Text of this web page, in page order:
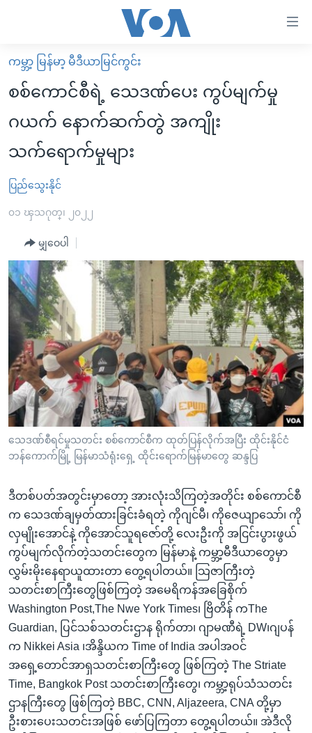
လွယ်ကူ
စေ
များ
ပင်မ
ကျော်
ကြည့်
ရန်
ပင်မ
ညွန်း
စာမျက်နှာ
သို့
ကျော်
ကြည့်
ရန်
ရှာဖွေ
သို့
ကျော်
ရန်
မူလစာမျက်နှာ
မြန်မာ
ကမ္ဘာ့သတင်းများ
နိုင်ငံတကာ
အစ္စရေး-ပါလက်စတိုင်း
ဗွီဒီယို
အင်္ဂလိပ်စာလေ့လာမယ်
အမေရိကန်သုံးအီဒီယံ
မကြေးမုံရဲ့ အင်္ဂလိပ်စာ
ရုပ်ရှင်ထဲက အင်္ဂလိပ်စာ
သုတပဒေသာ အင်္ဂလိပ်စာ
အပတ်စဉ်ကဏ္ဍများ
ရေဒီယို
တီဗွီ
ရေဒီယိုနှင့်ရုပ်သံ အချက်အလက်များ
ရေဒီယို/တီဗွီအစီအစဉ်
Learning English
ဗွီအိုအေ လူမှုကွန်ယက်များ
ဘာသာစကားများ
ကမ္ဘာ့ မြန်မာ့ မီဒီယာမြင်ကွင်း
စစ်ကောင်စီရဲ့ သေဒဏ်ပေး ကွပ်မျက်မှု
ဂယက် နောက်ဆက်တွဲ အကျိုး
သက်ရောက်မှုများ
ပြည်သွေးနိုင်
၀၁ ၾသဂုတ္၊ ၂၀၂၂
မျှဝေပါ
သေဒဏ်စီရင်မှုသတင်း စစ်ကောင်စီက ထုတ်ပြန်လိုက်အပြီး ထိုင်းနိုင်ငံ
ဘန်ကောက်မြို့ မြန်မာသံရုံးရှေ့ ထိုင်းရောက်မြန်မာတွေ ဆန္ဒပြ
ဒီတစ်ပတ်အတွင်းမှာတော့ အားလုံးသိကြတဲ့အတိုင်း စစ်ကောင်စီ
က သေဒဏ်ချမှတ်ထားခြင်းခံရတဲ့ ကိုဂျင်မီ၊ ကိုဇေယျာသော်၊ ကို
လှမျိုးအောင်နဲ့ ကိုအောင်သူရဇော်တို့ လေးဦးကို အငြင်းပွားဖွယ်
ကွပ်မျက်လိုက်တဲ့သတင်းတွေက မြန်မာနဲ့ ကမ္ဘာ့မီဒီယာတွေမှာ
လွှမ်းမိုးနေရာယူထားတာ တွေ့ရပါတယ်။ သြဇာကြီးတဲ့
သတင်းစာကြီးတွေဖြစ်ကြတဲ့ အမေရိကန်အခြေစိုက်
Washington Post,The Nwe York Times၊ ဗြိတိန် ကThe
Guardian, ပြင်သစ်သတင်းဌာန ရိုက်တာ၊ ဂျာမဏီရဲ့ DW၊ဂျပန်
က Nikkei Asia ၊အိန္ဒိယက Time of India အပါအဝင်
အရှေ့တောင်အာရှသတင်းစာကြီးတွေ ဖြစ်ကြတဲ့ The Striate
Time, Bangkok Post သတင်းစာကြီးတွေ၊ ကမ္ဘာ့ရုပ်သံသတင်း
ဌာနကြီးတွေ ဖြစ်ကြတဲ့ BBC, CNN, Aljazeera, CNA တို့မှာ
ဦးစားပေးသတင်းအဖြစ် ဖော်ပြကြတာ တွေ့ရပါတယ်။ အဲဒီလို